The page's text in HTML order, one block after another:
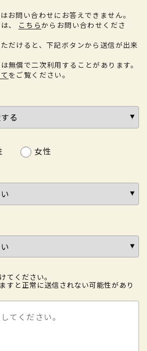
お問い合わせにお答えできません。
、
こちらからお問い合わせくださ
だけると、下記ボタンから送信が出来
無償で二次利用することがあります。
をご覧ください。
女性
てください。
すと正常に送信されない可能性があり